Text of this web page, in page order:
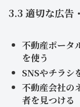
3.3 適切な広告
不動産ポータ
を使う
SNSやチラシ
不動産会社の
者を見つける